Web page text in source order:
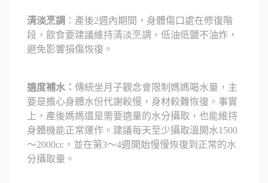
清淡烹調 ：產後2週內期間，身體傷口處在修復階
段，飲食要建議維持清淡烹調，低油低鹽不油炸，
避免影響損傷恢復。
適度補水： 傳統坐月子觀念會限制媽媽喝水量，主
要是擔心身體水份代謝較慢，身材較難恢復。事實
上，產後媽媽還是需要適量的水分攝取，也能維持
身體機能正常運作。建議每天至少攝取溫開水1500
～2000cc，並在第3～4週開始慢慢恢復到正常的水
分攝取量。